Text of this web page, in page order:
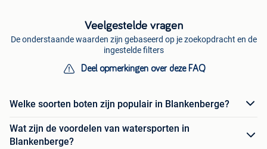
Veelgestelde vragen
De onderstaande waarden zijn gebaseerd op je zoekopdracht en de
ingestelde filters
Deel opmerkingen over deze FAQ
Welke soorten boten zijn populair in Blankenberge?
Wat zijn de voordelen van watersporten in
Blankenberge?